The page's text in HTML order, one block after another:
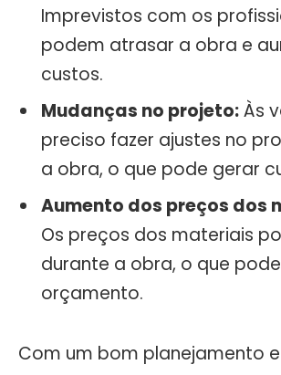
Imprevistos com os
podem atrasar a obra e
custos.
Mudanças no projeto:Às
preciso fazer ajustes no
a obra, o que pode gerar
Aumento dos preços dos
Os preços dos materiais
durante a obra, o que
orçamento.
Com um bom planejamento